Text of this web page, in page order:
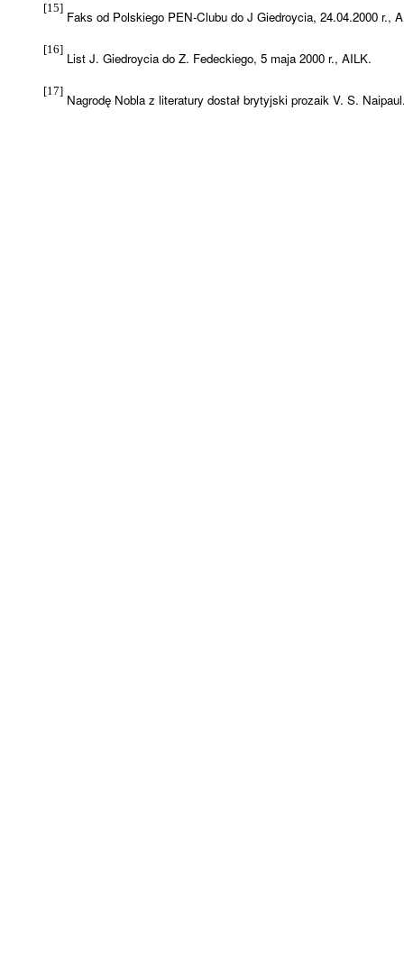
[15] Faks od Polskiego PEN-Clubu do J Giedroycia, 24.04.2000 r.,
[16] List J. Giedroycia do Z. Fedeckiego, 5 maja 2000 r., AILK.
[17] Nagrodę Nobla z literatury dostał brytyjski prozaik V. S.